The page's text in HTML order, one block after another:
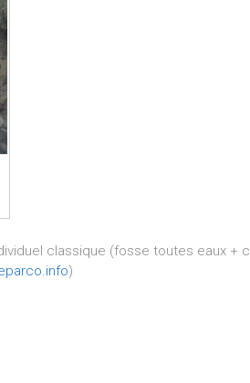
classique (fosse toutes eaux +
)